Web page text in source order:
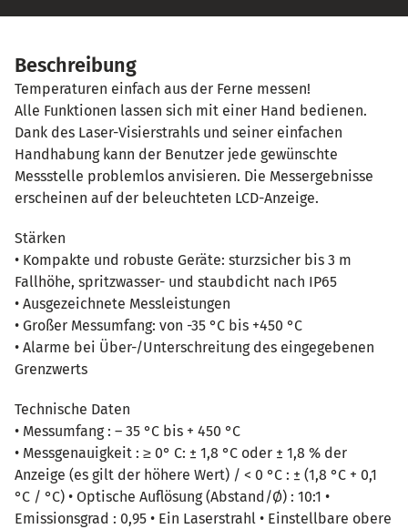
Beschreibung
Temperaturen einfach aus der Ferne messen!
Alle Funktionen lassen sich mit einer Hand bedienen.
Dank des Laser-Visierstrahls und seiner einfachen
Handhabung kann der Benutzer jede gewünschte
Messstelle problemlos anvisieren. Die Messergebnisse
erscheinen auf der beleuchteten LCD-Anzeige.
Stärken
• Kompakte und robuste Geräte: sturzsicher bis 3 m
Fallhöhe, spritzwasser- und staubdicht nach IP65
• Ausgezeichnete Messleistungen
• Großer Messumfang: von -35 °C bis +450 °C
• Alarme bei Über-/Unterschreitung des eingegebenen
Grenzwerts
Technische Daten
• Messumfang : – 35 °C bis + 450 °C
• Messgenauigkeit : ≥ 0° C: ± 1,8 °C oder ± 1,8 % der
Anzeige (es gilt der höhere Wert) / < 0 °C : ± (1,8 °C + 0,1
°C / °C) • Optische Auflösung (Abstand/Ø) : 10:1 •
Emissionsgrad : 0,95 • Ein Laserstrahl • Einstellbare obere